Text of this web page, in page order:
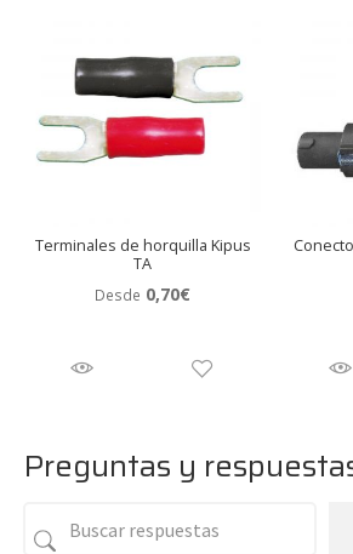
Terminales de horquilla Kipus
TA
Desde 0,70€
Preguntas y